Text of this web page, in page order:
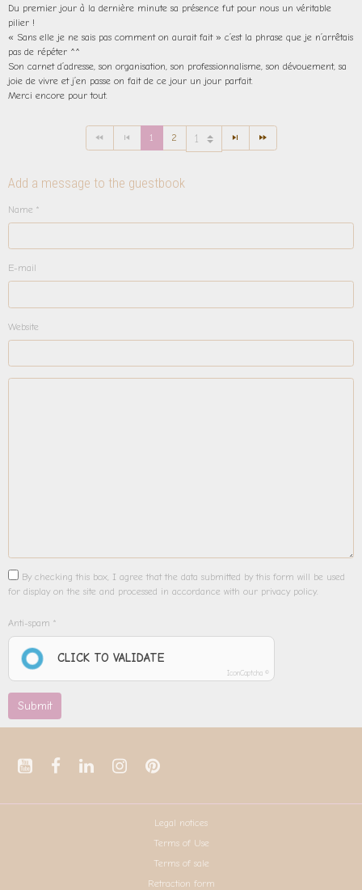
Du premier jour à la dernière minute sa présence fut pour nous un véritable
pilier !
« Sans elle je ne sais pas comment on aurait fait » c’est la phrase que je n’arrêtais
pas de répéter ^^
Son carnet d’adresse, son organisation, son professionnalisme, son dévouement, sa
joie de vivre et j’en passe on fait de ce jour un jour parfait.
Merci encore pour tout.
1 2
Add a message to the guestbook
Name
E-mail
Website
By checking this box, I agree that the data submitted by this form will be used
for display on the site and processed in accordance with our privacy policy.
Anti-spam
CLICK TO VALIDATE
IconCaptcha ©
Submit
Legal notices
Terms of Use
Terms of sale
Retraction form